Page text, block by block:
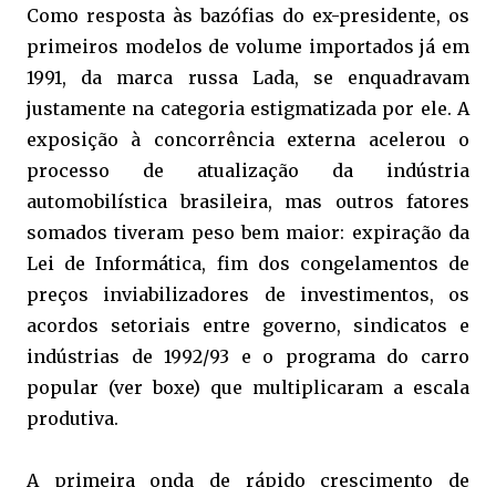
Como resposta às bazófias do ex-presidente, os
primeiros modelos de volume importados já em
1991, da marca russa Lada, se enquadravam
justamente na categoria estigmatizada por ele. A
exposição à concorrência externa acelerou o
processo de atualização da indústria
automobilística brasileira, mas outros fatores
somados tiveram peso bem maior: expiração da
Lei de Informática, fim dos congelamentos de
preços inviabilizadores de investimentos, os
acordos setoriais entre governo, sindicatos e
indústrias de 1992/93 e o programa do carro
popular (ver boxe) que multiplicaram a escala
produtiva.
A primeira onda de rápido crescimento de